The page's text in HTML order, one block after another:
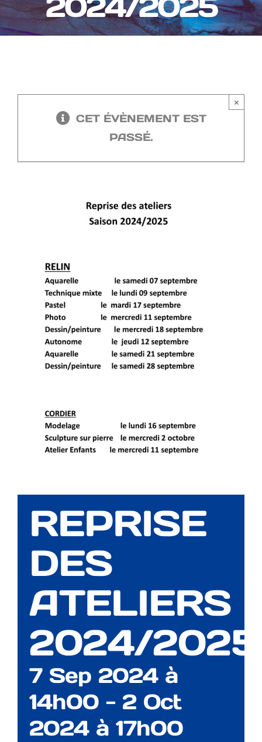
CET ÉVÈNEMENT EST
PASSÉ.
×
REPRISE
DES
ATELIERS
2024/2025
7 Sep 2024 à
14h00 - 2 Oct
2024 à 17h00